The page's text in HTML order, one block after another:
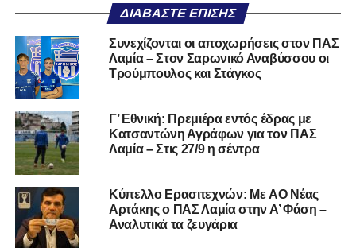
ΔΙΑΒΆΣΤΕ ΕΠΊΣΗΣ
Συνεχίζονται οι αποχωρήσεις στον ΠΑΣ
Λαμία – Στον Σαρωνικό Αναβύσσου οι
Τρούμπουλος και Στάγκος
Γ’ Εθνική: Πρεμιέρα εντός έδρας με
Κατσαντώνη Αγράφων για τον ΠΑΣ
Λαμία – Στις 27/9 η σέντρα
Kύπελλο Ερασιτεχνών: Με AO Nέας
Αρτάκης ο ΠΑΣ Λαμία στην Α’ Φάση –
Αναλυτικά τα ζευγάρια